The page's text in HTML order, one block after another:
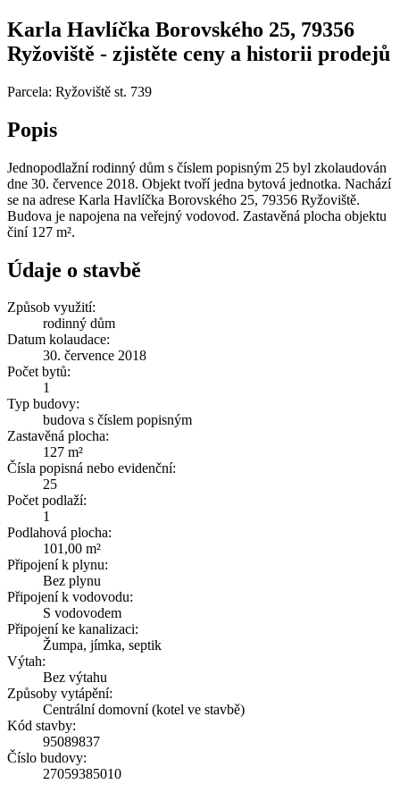
Karla Havlíčka Borovského 25, 79356
Ryžoviště - zjistěte ceny a historii prodejů
Parcela: Ryžoviště st. 739
Popis
Jednopodlažní rodinný dům s číslem popisným 25 byl zkolaudován
dne 30. července 2018. Objekt tvoří jedna bytová jednotka. Nachází
se na adrese Karla Havlíčka Borovského 25, 79356 Ryžoviště.
Budova je napojena na veřejný vodovod. Zastavěná plocha objektu
činí 127 m².
Údaje o stavbě
Způsob využití:
rodinný dům
Datum kolaudace:
30. července 2018
Počet bytů:
1
Typ budovy:
budova s číslem popisným
Zastavěná plocha:
127 m²
Čísla popisná nebo evidenční:
25
Počet podlaží:
1
Podlahová plocha:
101,00 m²
Připojení k plynu:
Bez plynu
Připojení k vodovodu:
S vodovodem
Připojení ke kanalizaci:
Žumpa, jímka, septik
Výtah:
Bez výtahu
Způsoby vytápění:
Centrální domovní (kotel ve stavbě)
Kód stavby:
95089837
Číslo budovy:
27059385010